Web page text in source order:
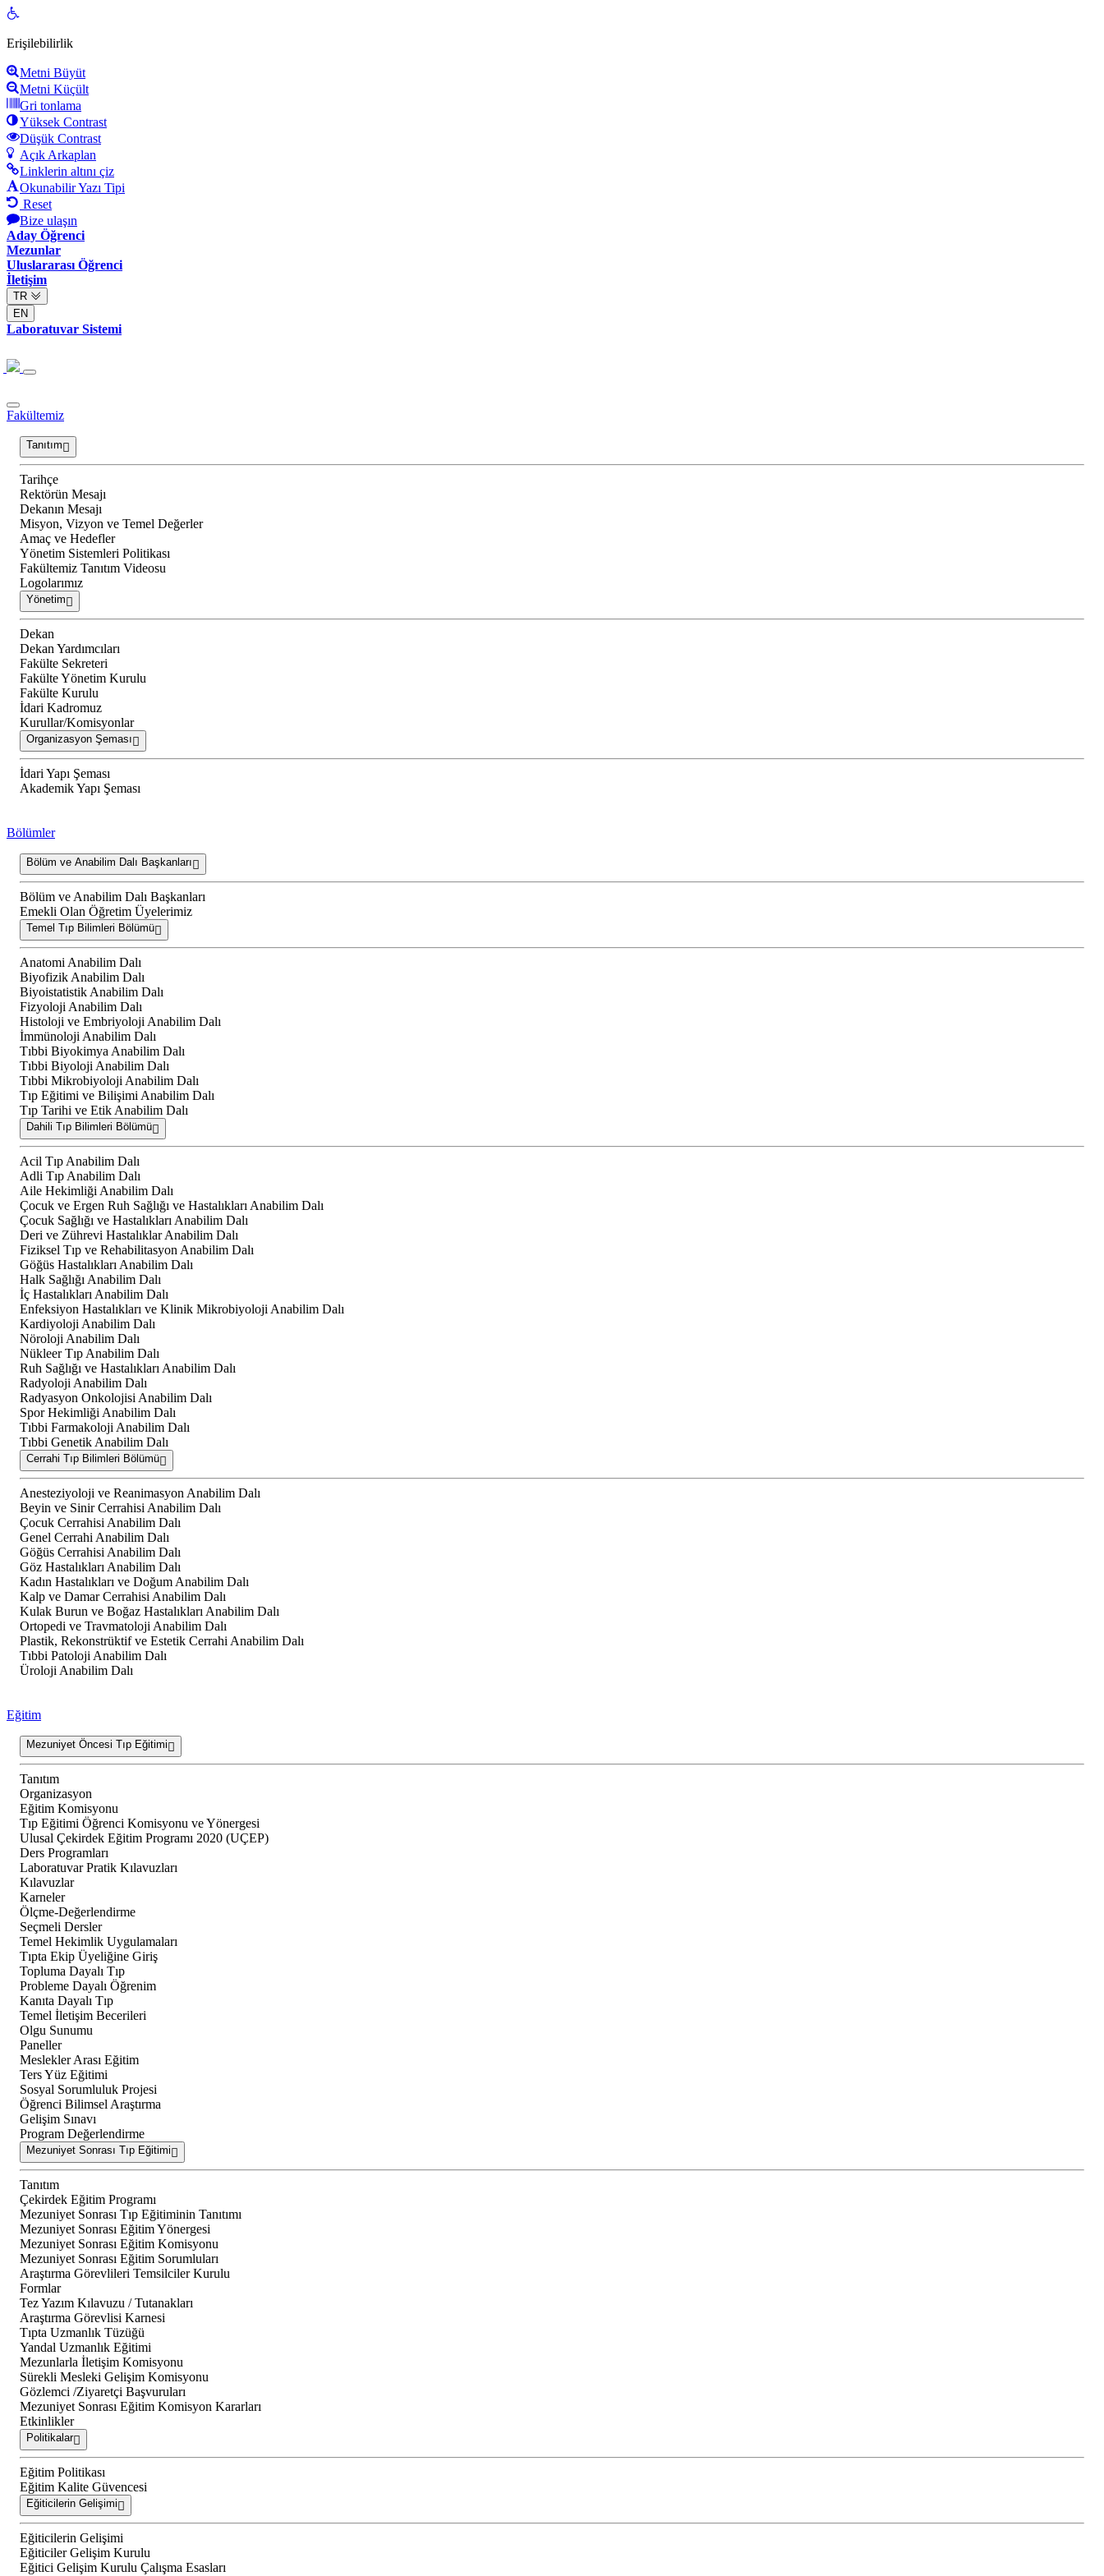
Open
Erişilebilirlik
Metni Büyüt
Metni Küçült
Gri tonlama
Yüksek Contrast
Düşük Contrast
Açık Arkaplan
Linklerin altını çiz
Okunabilir Yazı Tipi
Reset
Bize ulaşın
Aday Öğrenci
Mezunlar
Uluslararası Öğrenci
İletişim
TR
EN
Laboratuvar Sistemi
Fakültemiz
Tanıtım
Tarihçe
Rektörün Mesajı
Dekanın Mesajı
Misyon, Vizyon ve Temel Değerler
Amaç ve Hedefler
Yönetim Sistemleri Politikası
Fakültemiz Tanıtım Videosu
Logolarımız
Yönetim
Dekan
Dekan Yardımcıları
Fakülte Sekreteri
Fakülte Yönetim Kurulu
Fakülte Kurulu
İdari Kadromuz
Kurullar/Komisyonlar
Organizasyon Şeması
İdari Yapı Şeması
Akademik Yapı Şeması
Bölümler
Bölüm ve Anabilim Dalı Başkanları
Bölüm ve Anabilim Dalı Başkanları
Emekli Olan Öğretim Üyelerimiz
Temel Tıp Bilimleri Bölümü
Anatomi Anabilim Dalı
Biyofizik Anabilim Dalı
Biyoistatistik Anabilim Dalı
Fizyoloji Anabilim Dalı
Histoloji ve Embriyoloji Anabilim Dalı
İmmünoloji Anabilim Dalı
Tıbbi Biyokimya Anabilim Dalı
Tıbbi Biyoloji Anabilim Dalı
Tıbbi Mikrobiyoloji Anabilim Dalı
Tıp Eğitimi ve Bilişimi Anabilim Dalı
Tıp Tarihi ve Etik Anabilim Dalı
Dahili Tıp Bilimleri Bölümü
Acil Tıp Anabilim Dalı
Adli Tıp Anabilim Dalı
Aile Hekimliği Anabilim Dalı
Çocuk ve Ergen Ruh Sağlığı ve Hastalıkları Anabilim Dalı
Çocuk Sağlığı ve Hastalıkları Anabilim Dalı
Deri ve Zührevi Hastalıklar Anabilim Dalı
Fiziksel Tıp ve Rehabilitasyon Anabilim Dalı
Göğüs Hastalıkları Anabilim Dalı
Halk Sağlığı Anabilim Dalı
İç Hastalıkları Anabilim Dalı
Enfeksiyon Hastalıkları ve Klinik Mikrobiyoloji Anabilim Dalı
Kardiyoloji Anabilim Dalı
Nöroloji Anabilim Dalı
Nükleer Tıp Anabilim Dalı
Ruh Sağlığı ve Hastalıkları Anabilim Dalı
Radyoloji Anabilim Dalı
Radyasyon Onkolojisi Anabilim Dalı
Spor Hekimliği Anabilim Dalı
Tıbbi Farmakoloji Anabilim Dalı
Tıbbi Genetik Anabilim Dalı
Cerrahi Tıp Bilimleri Bölümü
Anesteziyoloji ve Reanimasyon Anabilim Dalı
Beyin ve Sinir Cerrahisi Anabilim Dalı
Çocuk Cerrahisi Anabilim Dalı
Genel Cerrahi Anabilim Dalı
Göğüs Cerrahisi Anabilim Dalı
Göz Hastalıkları Anabilim Dalı
Kadın Hastalıkları ve Doğum Anabilim Dalı
Kalp ve Damar Cerrahisi Anabilim Dalı
Kulak Burun ve Boğaz Hastalıkları Anabilim Dalı
Ortopedi ve Travmatoloji Anabilim Dalı
Plastik, Rekonstrüktif ve Estetik Cerrahi Anabilim Dalı
Tıbbi Patoloji Anabilim Dalı
Üroloji Anabilim Dalı
Eğitim
Mezuniyet Öncesi Tıp Eğitimi
Tanıtım
Organizasyon
Eğitim Komisyonu
Tıp Eğitimi Öğrenci Komisyonu ve Yönergesi
Ulusal Çekirdek Eğitim Programı 2020 (UÇEP)
Ders Programları
Laboratuvar Pratik Kılavuzları
Kılavuzlar
Karneler
Ölçme-Değerlendirme
Seçmeli Dersler
Temel Hekimlik Uygulamaları
Tıpta Ekip Üyeliğine Giriş
Topluma Dayalı Tıp
Probleme Dayalı Öğrenim
Kanıta Dayalı Tıp
Temel İletişim Becerileri
Olgu Sunumu
Paneller
Meslekler Arası Eğitim
Ters Yüz Eğitimi
Sosyal Sorumluluk Projesi
Öğrenci Bilimsel Araştırma
Gelişim Sınavı
Program Değerlendirme
Mezuniyet Sonrası Tıp Eğitimi
Tanıtım
Çekirdek Eğitim Programı
Mezuniyet Sonrası Tıp Eğitiminin Tanıtımı
Mezuniyet Sonrası Eğitim Yönergesi
Mezuniyet Sonrası Eğitim Komisyonu
Mezuniyet Sonrası Eğitim Sorumluları
Araştırma Görevlileri Temsilciler Kurulu
Formlar
Tez Yazım Kılavuzu / Tutanakları
Araştırma Görevlisi Karnesi
Tıpta Uzmanlık Tüzüğü
Yandal Uzmanlık Eğitimi
Mezunlarla İletişim Komisyonu
Sürekli Mesleki Gelişim Komisyonu
Gözlemci /Ziyaretçi Başvuruları
Mezuniyet Sonrası Eğitim Komisyon Kararları
Etkinlikler
Politikalar
Eğitim Politikası
Eğitim Kalite Güvencesi
Eğiticilerin Gelişimi
Eğiticilerin Gelişimi
Eğiticiler Gelişim Kurulu
Eğitici Gelişim Kurulu Çalışma Esasları